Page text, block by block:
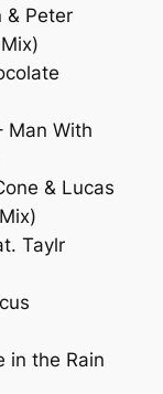
& Peter
Man With
& Lucas
Taylr
in the Rain